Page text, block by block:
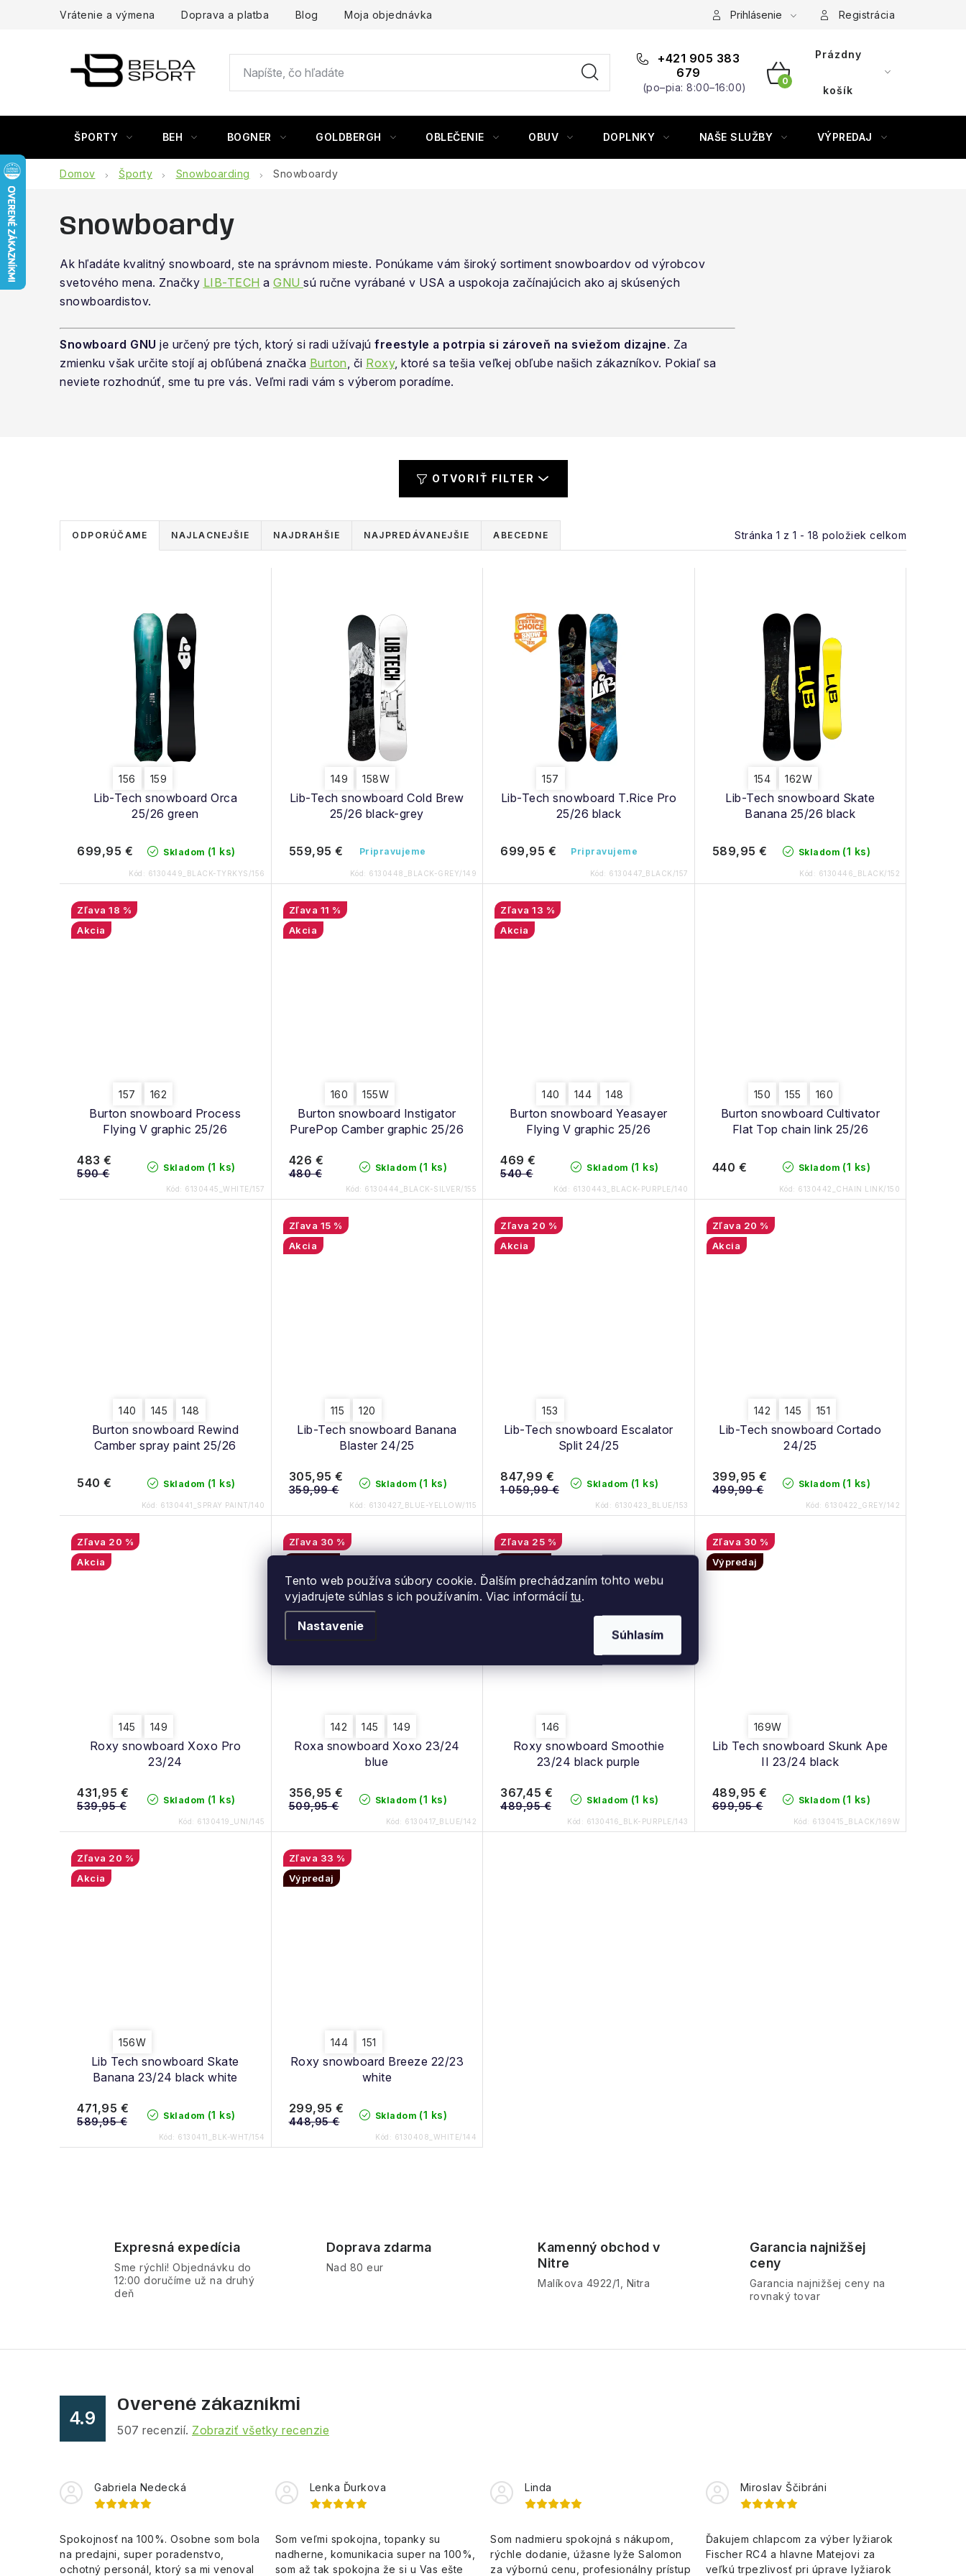
Tento web používa súbory cookie. Ďalším prechádzaním tohto webu
vyjadrujete súhlas s ich používaním. Viac informácií tu.
Nastavenie
Súhlasím
Vrátenie a výmena Doprava a platba Blog Moja objednávka Prihlásenie Registrácia
+421 905 383
679
(po–pia: 8:00–16:00) NÁKUPNÝ
Prázdny
košík
ŠPORTY BEH BOGNER GOLDBERGH OBLEČENIE OBUV DOPLNKY NAŠE SLUŽBY VÝPREDAJ
Domov Športy Snowboarding Snowboardy
Snowboardy
Ak hľadáte kvalitný snowboard, ste na správnom mieste. Ponúkame vám široký sortiment snowboardov od výrobcov
svetového mena. Značky LIB-TECH a GNU sú ručne vyrábané v USA a uspokoja začínajúcich ako aj skúsených
snowboardistov.
Snowboard GNU je určený pre tých, ktorý si radi užívajú freestyle a potrpia si zároveň na sviežom dizajne. Za
zmienku však určite stojí aj obľúbená značka Burton, či Roxy, ktoré sa tešia veľkej obľube našich zákazníkov. Pokiaľ sa
neviete rozhodnúť, sme tu pre vás. Veľmi radi vám s výberom poradíme.
OTVORIŤ FILTER
Stránka 1 z 1 - 18 položiek celkom
R
t
o
v
ODPORÚČAME NAJLACNEJŠIE NAJDRAHŠIE NAJPREDÁVANEJŠIE ABECEDNE
o
Lib-Tech snowboard Orca
25/26 green
156 159
Skladom (1 ks)
699,95 €
Kód: 6130449_BLACK-TYRKYS/156
Lib-Tech snowboard Cold Brew
25/26 black-grey
149 158W
Pripravujeme
559,95 €
Kód: 6130448_BLACK-GREY/149
Lib-Tech snowboard T.Rice Pro
25/26 black
157
Pripravujeme
699,95 €
Kód: 6130447_BLACK/157
Lib-Tech snowboard Skate
Banana 25/26 black
154 162W
Skladom (1 ks)
589,95 €
Kód: 6130446_BLACK/152
Burton snowboard Process
Flying V graphic 25/26
18 %
Akcia
157 162
Skladom (1 ks)
483 €
590 €
Kód: 6130445_WHITE/157
Burton snowboard Instigator
PurePop Camber graphic 25/26
11 %
Akcia
160 155W
Skladom (1 ks)
426 €
480 €
Kód: 6130444_BLACK-SILVER/155
Burton snowboard Yeasayer
Flying V graphic 25/26
13 %
Akcia
140 144 148
Skladom (1 ks)
469 €
540 €
Kód: 6130443_BLACK-PURPLE/140
Burton snowboard Cultivator
Flat Top chain link 25/26
150 155 160
Skladom (1 ks)
440 €
Kód: 6130442_CHAIN LINK/150
Burton snowboard Rewind
Camber spray paint 25/26
140 145 148
Skladom (1 ks)
540 €
Kód: 6130441_SPRAY PAINT/140
Lib-Tech snowboard Banana
Blaster 24/25
15 %
Akcia
115 120
Skladom (1 ks)
305,95 €
359,99 €
Kód: 6130427_BLUE-YELLOW/115
Lib-Tech snowboard Escalator
Split 24/25
20 %
Akcia
153
Skladom (1 ks)
847,99 €
1 059,99 €
Kód: 6130423_BLUE/153
Lib-Tech snowboard Cortado
24/25
20 %
Akcia
142 145 151
Skladom (1 ks)
399,95 €
499,99 €
Kód: 6130422_GREY/142
Roxy snowboard Xoxo Pro
23/24
20 %
Akcia
145 149
Skladom (1 ks)
431,95 €
539,95 €
Kód: 6130419_UNI/145
Roxa snowboard Xoxo 23/24
blue
30 %
142 145 149
Skladom (1 ks)
356,95 €
509,95 €
Kód: 6130417_BLUE/142
Roxy snowboard Smoothie
23/24 black purple
25 %
146
Skladom (1 ks)
367,45 €
489,95 €
Kód: 6130416_BLK-PURPLE/143
Lib Tech snowboard Skunk Ape
II 23/24 black
30 %
Výpredaj
169W
Skladom (1 ks)
489,95 €
699,95 €
Kód: 6130415_BLACK/169W
Lib Tech snowboard Skate
Banana 23/24 black white
20 %
Akcia
156W
Skladom (1 ks)
471,95 €
589,95 €
Kód: 6130411_BLK-WHT/154
Roxy snowboard Breeze 22/23
white
33 %
Výpredaj
144 151
Skladom (1 ks)
299,95 €
448,95 €
Kód: 6130408_WHITE/144
c
e
p
r
k
v
ý
Expresná expedícia
Sme rýchli! Objednávku do
12:00 doručíme už na druhý
deň
Doprava zdarma
Nad 80 eur
Kamenný obchod v
Nitre
Malíkova 4922/1, Nitra
Garancia najnižšej
ceny
Garancia najnižšej ceny na
rovnaký tovar
4.9
Overené zákazníkmi
507 recenzií. Zobraziť všetky recenzie
Gabriela Nedecká
Spokojnosť na 100%. Osobne som bola
na predajni, super poradenstvo,
ochotný personál, ktorý sa mi venoval
Lenka Ďurkova
Som veľmi spokojna, topanky su
nadherne, komunikacia super na 100%,
som až tak spokojna že si u Vas ešte
Linda
Som nadmieru spokojná s nákupom,
rýchle dodanie, úžasne lyže Salomon
za výbornú cenu, profesionálny prístup
Miroslav Ščibráni
Ďakujem chlapcom za výber lyžiarok
Fischer RC4 a hlavne Matejovi za
veľkú trpezlivosť pri úprave lyžiarok